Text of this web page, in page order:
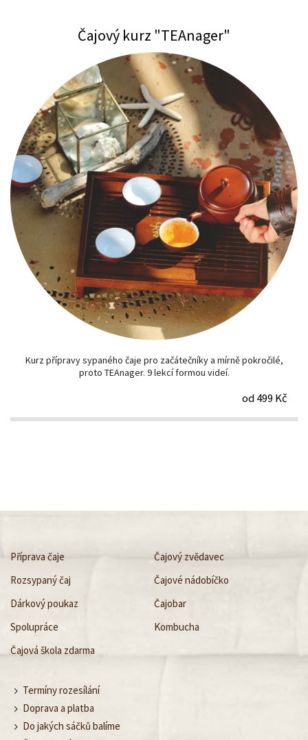
Čajový kurz "TEAnager"
Kurz přípravy sypaného čaje pro začátečníky a mírně pokročilé,
proto TEAnager. 9 lekcí formou videí.
od 499 Kč
Příprava čaje
Čajový zvědavec
Rozsypaný čaj
Čajové nádobíčko
Dárkový poukaz
Čajobar
Spolupráce
Kombucha
Čajová škola zdarma
Termíny rozesílání
Doprava a platba
Do jakých sáčků balíme